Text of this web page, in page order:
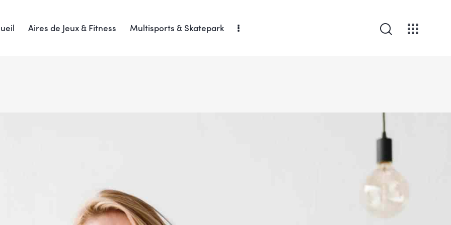
Aires de Jeux & Fitness Multisports & Skatepark